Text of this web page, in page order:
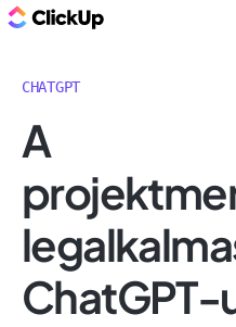
CHATGPT
A
ChatGPT-